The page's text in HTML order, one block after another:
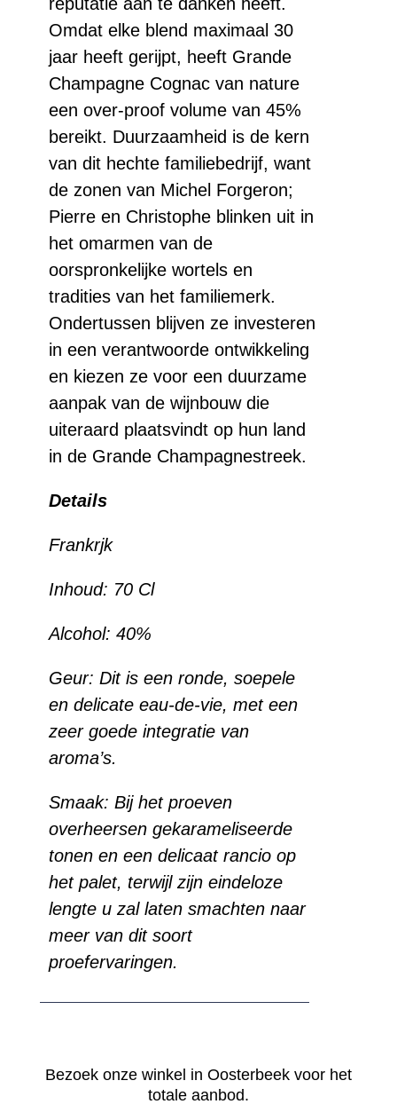
Omdat elke blend maximaal 30
jaar heeft gerijpt, heeft Grande
Champagne Cognac van nature
een over-proof volume van 45%
bereikt. Duurzaamheid is de kern
van dit hechte familiebedrijf, want
de zonen van Michel Forgeron;
Pierre en Christophe blinken uit in
het omarmen van de
oorspronkelijke wortels en
tradities van het familiemerk.
Ondertussen blijven ze investeren
in een verantwoorde ontwikkeling
en kiezen ze voor een duurzame
aanpak van de wijnbouw die
uiteraard plaatsvindt op hun land
in de Grande Champagnestreek.
Details
Frankrjk
Inhoud: 70 Cl
Alcohol: 40%
Geur: Dit is een ronde, soepele
en delicate eau-de-vie, met een
zeer goede integratie van
aroma’s.
Smaak: Bij het proeven
overheersen gekarameliseerde
tonen en een delicaat rancio op
het palet, terwijl zijn eindeloze
lengte u zal laten smachten naar
meer van dit soort
proefervaringen.
Bezoek onze winkel in Oosterbeek voor het
totale aanbod.